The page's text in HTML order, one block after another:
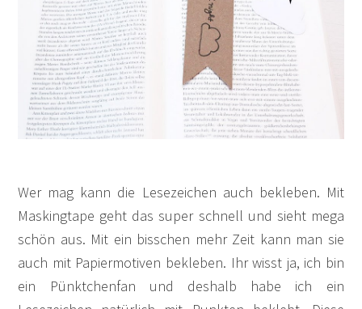
Wer mag kann die Lesezeichen auch bekleben. Mit
Maskingtape geht das super schnell und sieht mega
schön aus. Mit ein bisschen mehr Zeit kann man sie
auch mit Papiermotiven bekleben. Ihr wisst ja, ich bin
ein Pünktchenfan und deshalb habe ich ein